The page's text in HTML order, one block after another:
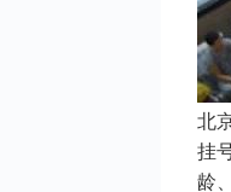
北
挂
龄